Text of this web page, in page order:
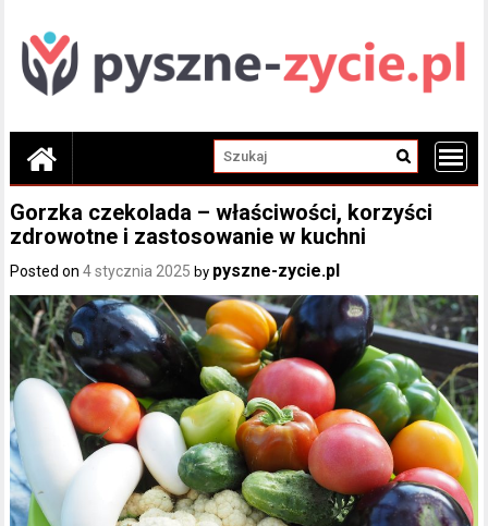
content
Gorzka czekolada – właściwości, korzyści
zdrowotne i zastosowanie w kuchni
Posted on4 stycznia 2025 by pyszne-zycie.pl